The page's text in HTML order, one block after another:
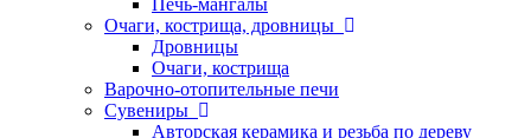
Печь-мангалы
Очаги, кострища, дровницы
Дровницы
Очаги, кострища
Варочно-отопительные печи
Сувениры
Авторская керамика и резьба по дереву